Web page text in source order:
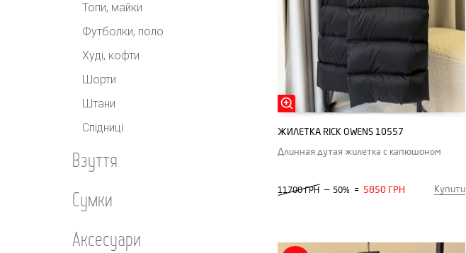
Топи, майки
Футболки, поло
Худі, кофти
Шорти
Штани
Спідниці
Взуття
Сумки
Аксесуари
ЖИЛЕТКА RICK OWENS 10557
Длинная дутая жилетка с капюшоном
11700 ГРН — 50% = 5850 ГРН Купити